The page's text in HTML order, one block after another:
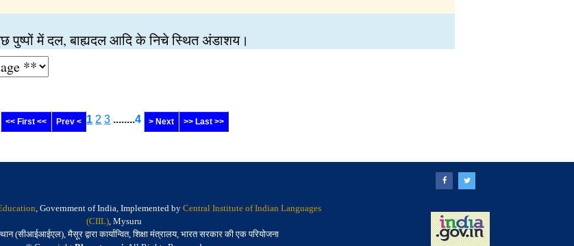
में दल, बाह्यदल आदि के निचे स्थित अंडाशय।
<< First << Prev < 1 2 3 ........4 > Next >> Last >>
, Government of India, Implemented by Central Institute of Indian Languages
(CIIL), Mysuru
(सीआईआईएल), मैसूर द्वारा कार्यान्वित, शिक्षा मंत्रालय, भारत सरकार की एक परियोजना